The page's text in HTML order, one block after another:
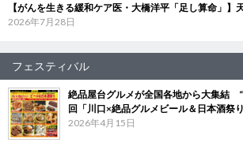
【がんを生きる緩和ケア医・大橋洋平「足し算命」】
2026年7月28日
フェスティバル
絶品屋台グルメが全国各地から大集結
回「川口×絶品グルメビール＆日本酒祭
2026年4月15日